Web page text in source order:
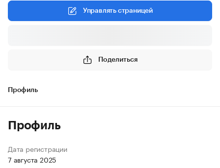
Управлять страницей
Поделиться
Профиль
Профиль
Дата регистрации
7 августа 2025